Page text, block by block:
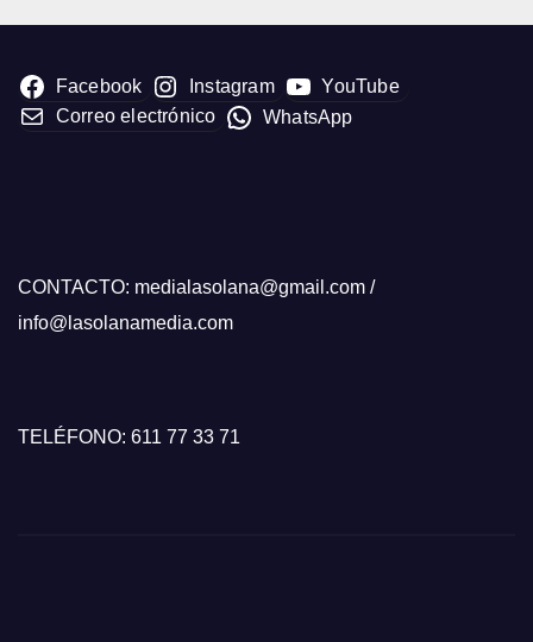
Facebook Instagram
YouTube
Correo electrónico
WhatsApp
CONTACTO: medialasolana@gmail.com /
info@lasolanamedia.com
TELÉFONO: 611 77 33 71